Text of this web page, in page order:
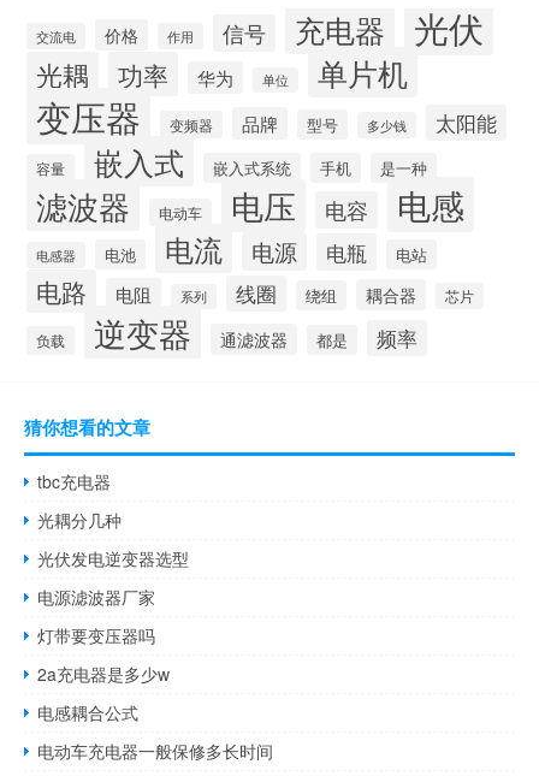
交流电 价格 作用 信号 充电器 光伏
光耦 功率 华为 单位 单片机
变压器 变频器 品牌 型号 多少钱 太阳能
容量 嵌入式 嵌入式系统 手机 是一种
滤波器 电动车 电压 电容 电感
电感器 电池 电流 电源 电瓶 电站
电路 电阻 系列 线圈 绕组 耦合器 芯片
负载 逆变器 通滤波器 都是 频率
猜你想看的文章
tbc充电器
光耦分几种
光伏发电逆变器选型
电源滤波器厂家
灯带要变压器吗
2a充电器是多少w
电感耦合公式
电动车充电器一般保修多长时间